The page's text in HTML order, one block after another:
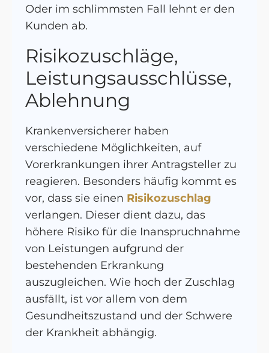
Oder im schlimmsten Fall lehnt er den
Kunden ab.
Risikozuschläge,
Leistungsausschlüsse,
Ablehnung
Krankenversicherer haben
verschiedene Möglichkeiten, auf
Vorerkrankungen ihrer Antragsteller zu
reagieren. Besonders häufig kommt es
vor, dass sie einen Risikozuschlag
verlangen. Dieser dient dazu, das
höhere Risiko für die Inanspruchnahme
von Leistungen aufgrund der
bestehenden Erkrankung
auszugleichen. Wie hoch der Zuschlag
ausfällt, ist vor allem von dem
Gesundheitszustand und der Schwere
der Krankheit abhängig.